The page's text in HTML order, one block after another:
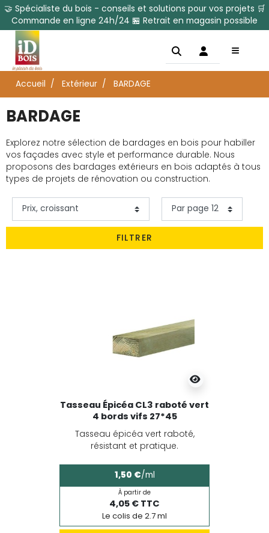
🤝 Spécialiste du bois - conseils et solutions pour vos projets 🛒
Commande en ligne 24h/24 🏪 Retrait en magasin possible
Accueil Extérieur BARDAGE
BARDAGE
Explorez notre sélection de bardages en bois pour habiller
vos façades avec style et performance durable. Nous
proposons des bardages extérieurs en bois adaptés à tous
types de projets de rénovation ou construction.
FILTRER
Tasseau Épicéa CL3 raboté vert
4 bords vifs 27*45
Tasseau épicéa vert raboté,
résistant et pratique.
1,50 €/ml
À partir de
4,05 € TTC
Le colis de 2.7 ml